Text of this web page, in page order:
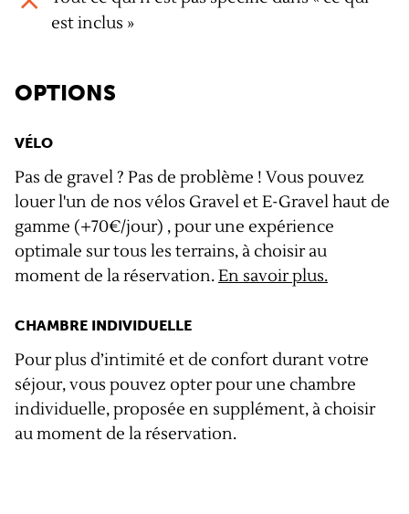
est inclus »
OPTIONS
VÉLO
Pas de gravel ? Pas de problème ! Vous pouvez
louer l'un de nos vélos Gravel et E-Gravel haut de
gamme (+70€/jour) , pour une expérience
optimale sur tous les terrains, à choisir au
moment de la réservation.En savoir plus.
CHAMBRE INDIVIDUELLE
Pour plus d’intimité et de confort durant votre
séjour, vous pouvez opter pour une chambre
individuelle, proposée en supplément, à choisir
au moment de la réservation.